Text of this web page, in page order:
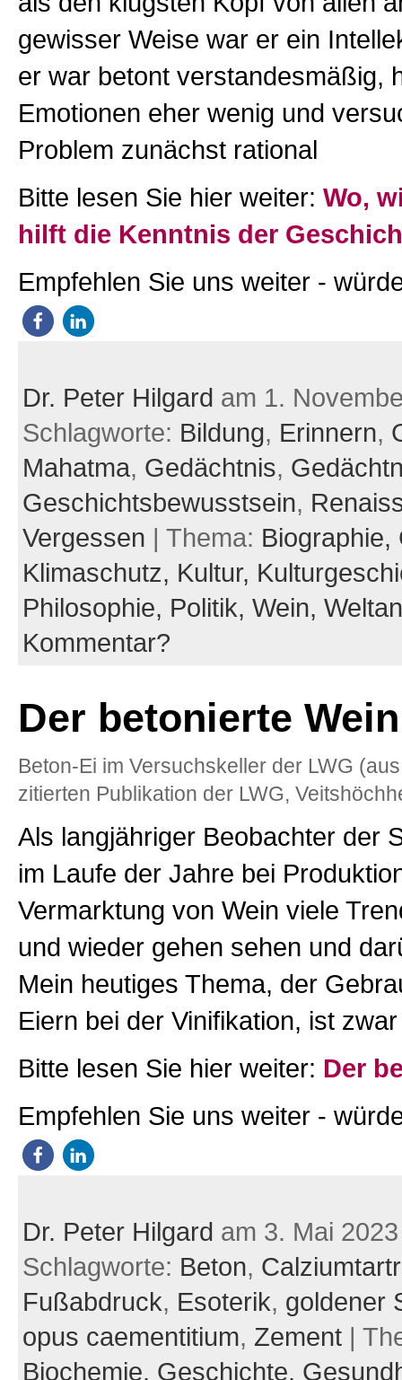
gewisser Weise war er ein
er war betont verstandesmäßig,
Emotionen eher wenig und
Problem zunächst rational
Bitte lesen Sie hier weiter: Wo,
hilft die Kenntnis der
Empfehlen Sie uns weiter -
Dr. Peter Hilgard am 1.
Schlagworte: Bildung, Erinnern,
Mahatma, Gedächtnis,
Geschichtsbewusstsein,
Vergessen | Thema: Biographie,
Klimaschutz, Kultur,
Philosophie, Politik, Wein,
Kommentar?
Der betonierte Wein
Beton-Ei im Versuchskeller der LWG
zitierten Publikation der LWG,
Als langjähriger Beobachter der
im Laufe der Jahre bei
Vermarktung von Wein viele
und wieder gehen sehen und
Mein heutiges Thema, der
Eiern bei der Vinifikation, ist zwar
Bitte lesen Sie hier weiter: Der
Empfehlen Sie uns weiter -
Dr. Peter Hilgard am 3. Mai 2023
Schlagworte: Beton,
Fußabdruck, Esoterik, goldener
opus caementitium, Zement|
Biochemie, Geschichte,